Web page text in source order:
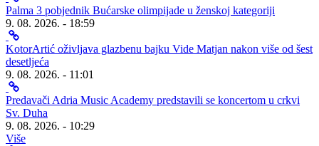
Palma 3 pobjednik Bućarske olimpijade u ženskoj kategoriji
9. 08. 2026. - 18:59
KotorArtić oživljava glazbenu bajku Vide Matjan nakon više od šest
desetljeća
9. 08. 2026. - 11:01
Predavači Adria Music Academy predstavili se koncertom u crkvi
Sv. Duha
9. 08. 2026. - 10:29
Više